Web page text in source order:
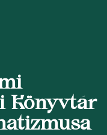
Könyvtár